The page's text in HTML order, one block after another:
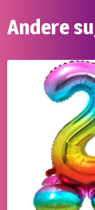
Andere